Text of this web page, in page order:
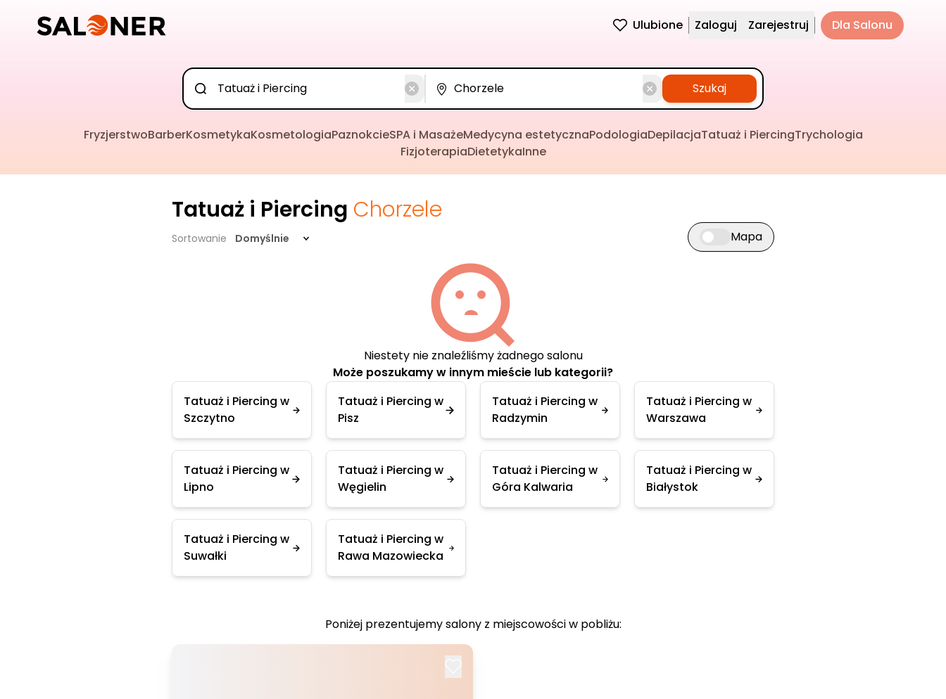
Ulubione Zaloguj Zarejestruj Dla Salonu
Szukaj
FryzjerstwoBarberKosmetykaKosmetologiaPaznokcieSPA i MasażeMedycyna estetycznaPodologiaDepilacjaTatuaż i PiercingTrychologia
FizjoterapiaDietetykaInne
Tatuaż i Piercing Chorzele
Sortowanie Domyślnie Przełącz widok mapy
Mapa
Niestety nie znaleźliśmy żadnego salonu
Może poszukamy w innym mieście lub kategorii?
Tatuaż i Piercing w
Szczytno
Tatuaż i Piercing w
Pisz
Tatuaż i Piercing w
Radzymin
Tatuaż i Piercing w
Warszawa
Tatuaż i Piercing w
Lipno
Tatuaż i Piercing w
Węgielin
Tatuaż i Piercing w
Góra Kalwaria
Tatuaż i Piercing w
Białystok
Tatuaż i Piercing w
Suwałki
Tatuaż i Piercing w
Rawa Mazowiecka
Poniżej prezentujemy salony z miejscowości w pobliżu: